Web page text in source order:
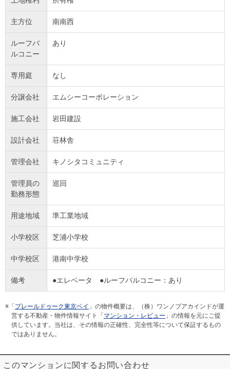
主方位 南南西
ルーフバ
ルコニー
あり
専用庭 なし
分譲会社 エムシーコーポレーション
施工会社 岩田建設
設計会社 荘林舎
管理会社 キノシタコミュニティ
管理員の
勤務形態
巡回
用途地域 準工業地域
小学校区 芝浦小学校
中学校区 港南中学校
備考 ●エレベータ ●ルーフバルコニー：あり
※「 プレールドゥーク東京ベイ 」の物件概要は、（株）ワンノブアカインドが運
営する不動産・物件情報サイト「 マンション・レビュー 」の情報を元にご提
供しています。当社は、その情報の正確性、完全性等について保証するもの
ではありません。
このマンションに関するお問い合わせ